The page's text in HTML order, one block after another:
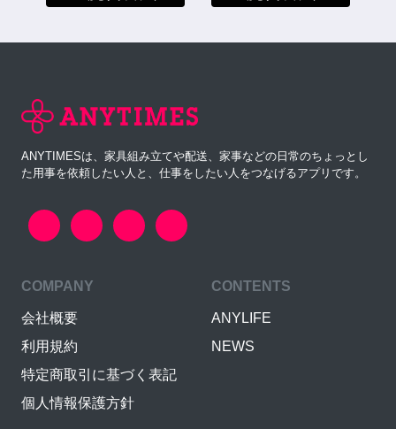
ANYTIMESは、家具組み立てや配送、家事などの日常のちょっとし
た用事を依頼したい人と、仕事をしたい人をつなげるアプリです。
COMPANY
会社概要
利用規約
特定商取引に基づく表記
個人情報保護方針
CONTENTS
ANYLIFE
NEWS